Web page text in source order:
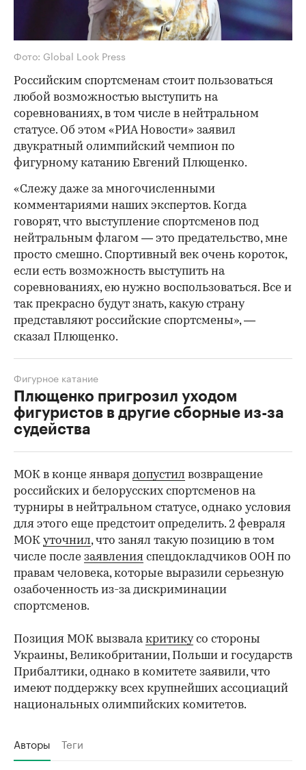
Фото: Global Look Press
Российским спортсменам стоит пользоваться
любой возможностью выступить на
соревнованиях, в том числе в нейтральном
статусе. Об этом «РИА Новости» заявил
двукратный олимпийский чемпион по
фигурному катанию Евгений Плющенко.
«Слежу даже за многочисленными
комментариями наших экспертов. Когда
говорят, что выступление спортсменов под
нейтральным флагом — это предательство, мне
просто смешно. Спортивный век очень короток,
если есть возможность выступить на
соревнованиях, ею нужно воспользоваться. Все и
так прекрасно будут знать, какую страну
представляют российские спортсмены», —
сказал Плющенко.
Плющенко пригрозил уходом
фигуристов в другие сборные из-за
судейства
Фигурное катание
МОК в конце января допустил возвращение
российских и белорусских спортсменов на
турниры в нейтральном статусе, однако условия
для этого еще предстоит определить. 2 февраля
МОК уточнил, что занял такую позицию в том
числе после заявления спецдокладчиков ООН по
правам человека, которые выразили серьезную
озабоченность из-за дискриминации
спортсменов.
Позиция МОК вызвалакритикусо стороны
Украины, Великобритании, Польши и государств
Прибалтики, однако в комитете заявили, что
имеют поддержку всех крупнейших ассоциаций
национальных олимпийских комитетов.
Авторы Теги